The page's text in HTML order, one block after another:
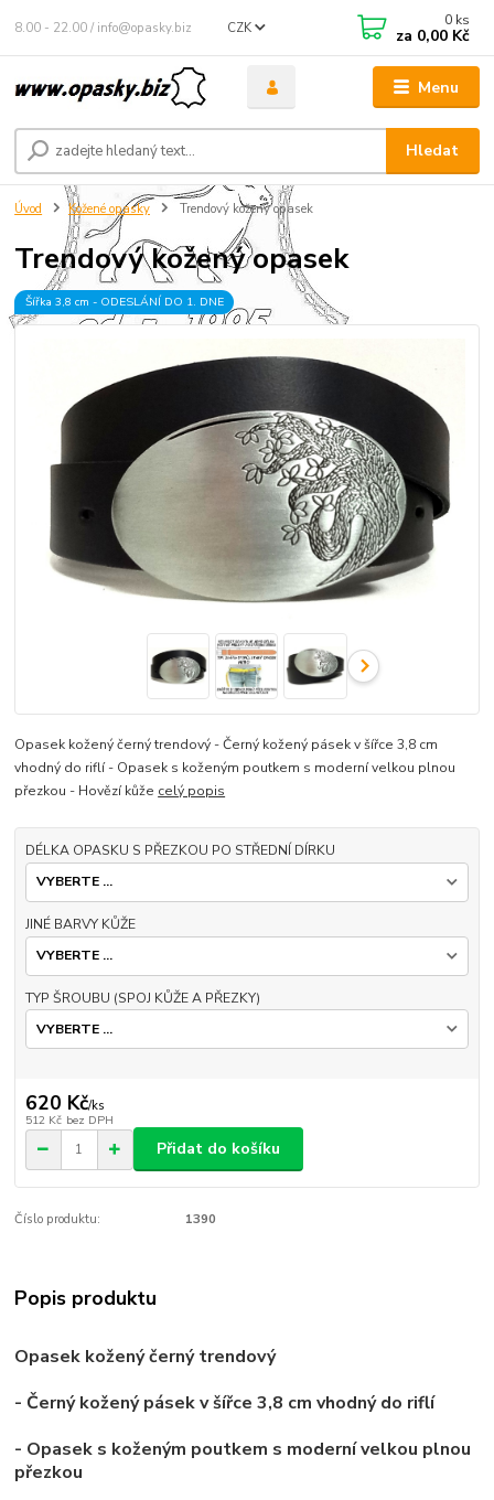
Menu
CZK
Hledat
8.00 - 22.00 / info@opasky.biz 0 ks
za 0,00 Kč
Úvod Kožené opasky Trendový kožený opasek
Trendový kožený opasek
Šířka 3,8 cm - ODESLÁNÍ DO 1. DNE
Opasek kožený černý trendový - Černý kožený pásek v šířce 3,8 cm
vhodný do riflí - Opasek s koženým poutkem s moderní velkou plnou
přezkou - Hovězí kůže celý popis
DÉLKA OPASKU S PŘEZKOU PO STŘEDNÍ DÍRKU
JINÉ BARVY KŮŽE
TYP ŠROUBU (SPOJ KŮŽE A PŘEZKY)
620 Kč/ks
512 Kč bez DPH
Přidat do košíku
Číslo produktu: 1390
Popis produktu
Opasek kožený černý trendový
- Černý kožený pásek v šířce 3,8 cm vhodný do riflí
- Opasek s koženým poutkem s moderní velkou plnou
přezkou